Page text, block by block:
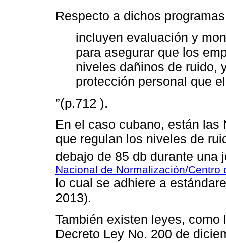
Respecto a dichos
incluyen evaluación y
para asegurar que los
niveles dañinos de ruido,
protección personal que
”(p.712 ).
En el caso cubano, están las
que regulan los niveles de
debajo de 85 db durante
Nacional de Normalización/
lo cual se adhiere a
2013).
También existen leyes,
Decreto Ley No. 200 de